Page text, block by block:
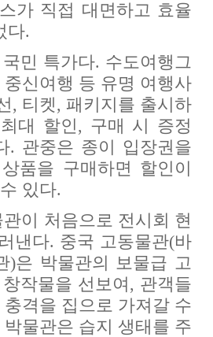
가 직접 대면하고 효율
다.
민 특가다. 수도여행그
신여행 등 유명 여행사
, 티켓, 패키지를 출시하
대 할인, 구매 시 증정
. 관중은 종이 입장권을
품을 구매하면 할인이
있다.
이 처음으로 전시회 현
낸다. 중국 고동물관(바
)은 박물관의 보물급 고
작물을 선보여, 관객들
격을 집으로 가져갈 수
물관은 습지 생태를 주